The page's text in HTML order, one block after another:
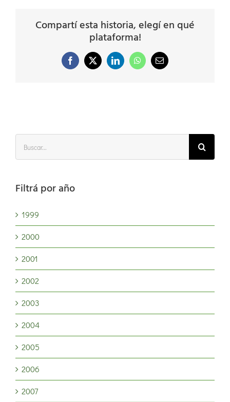
Compartí esta historia, elegí en qué
plataforma!
Facebook
X LinkedInWhatsAppCorreo
electrónico
Filtrá por año
1999
2000
2001
2002
2003
2004
2005
2006
2007